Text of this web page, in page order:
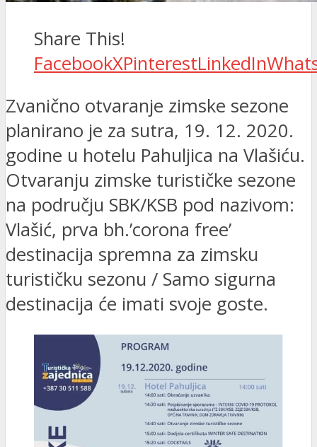
Share This!
FacebookXPinterestLinkedIn
Zvanično otvaranje zimske sezone
planirano je za sutra, 19. 12. 2020.
godine u hotelu Pahuljica na Vlašiću.
Otvaranju zimske turističke sezone
na području SBK/KSB pod nazivom:
Vlašić, prva bh.’corona free’
destinacija spremna za zimsku
turističku sezonu / Samo sigurna
destinacija će imati svoje goste.